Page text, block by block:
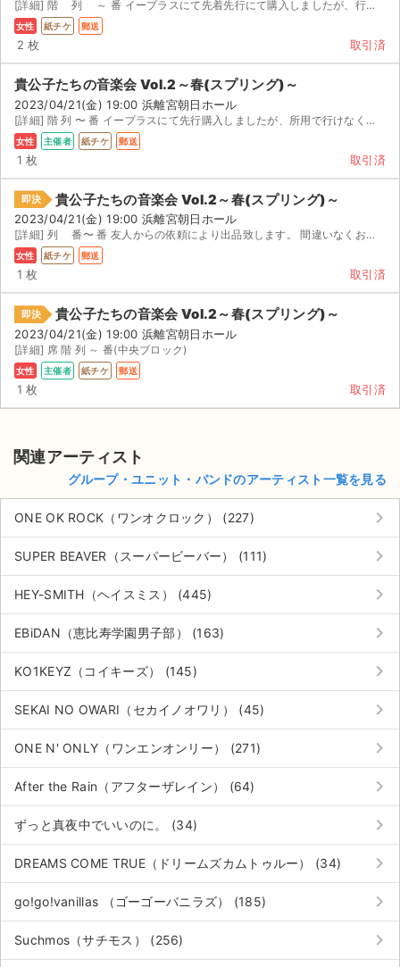
[詳細] 階 列 ～ 番 イープラスにて先着先行にて購入しましたが、行けなくなってしまったため...
女性 紙チケ 郵送
2 枚 取引済
貴公子たちの音楽会 Vol.2～春(スプリング)～
2023/04/21(金) 19:00 浜離宮朝日ホール
[詳細] 階 列 〜 番 イープラスにて先行購入しましたが、所用で行けなくなってしまいました。
女性 主催者 紙チケ 郵送
1 枚 取引済
即決 貴公子たちの音楽会 Vol.2～春(スプリング)～
2023/04/21(金) 19:00 浜離宮朝日ホール
[詳細] 列 番〜 番 友人からの依頼により出品致します。 間違いなくお届けいたします。 別件...
女性 紙チケ 郵送
1 枚 取引済
即決 貴公子たちの音楽会 Vol.2～春(スプリング)～
2023/04/21(金) 19:00 浜離宮朝日ホール
[詳細] 席 階 列 ～ 番(中央ブロック)
女性 主催者 紙チケ 郵送
1 枚 取引済
関連アーティスト
グループ・ユニット・バンドのアーティスト一覧を見る
ONE OK ROCK（ワンオクロック） (227) keyboard_arrow_right
SUPER BEAVER（スーパービーバー） (111) keyboard_arrow_right
HEY-SMITH（ヘイスミス） (445) keyboard_arrow_right
EBiDAN（恵比寿学園男子部） (163) keyboard_arrow_right
KO1KEYZ（コイキーズ） (145) keyboard_arrow_right
SEKAI NO OWARI（セカイノオワリ） (45) keyboard_arrow_right
ONE N' ONLY（ワンエンオンリー） (271) keyboard_arrow_right
After the Rain（アフターザレイン） (64) keyboard_arrow_right
ずっと真夜中でいいのに。 (34) keyboard_arrow_right
DREAMS COME TRUE（ドリームズカムトゥルー） (34) keyboard_arrow_right
go!go!vanillas （ゴーゴーバニラズ） (185) keyboard_arrow_right
Suchmos（サチモス） (256) keyboard_arrow_right